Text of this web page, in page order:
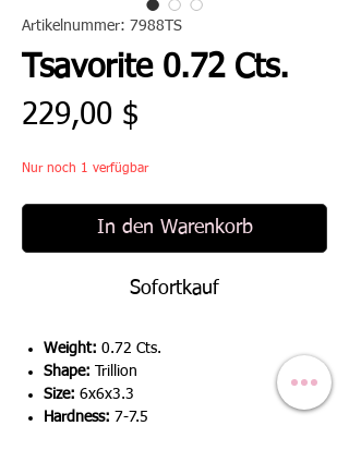
Artikelnummer: 7988TS
Tsavorite 0.72 Cts.
229,00 $
Nur noch 1 verfügbar
In den Warenkorb
Sofortkauf
Weight: 0.72 Cts.
Shape:
Trillion
Size: 6x6x3.3
Hardness: 7-7.5